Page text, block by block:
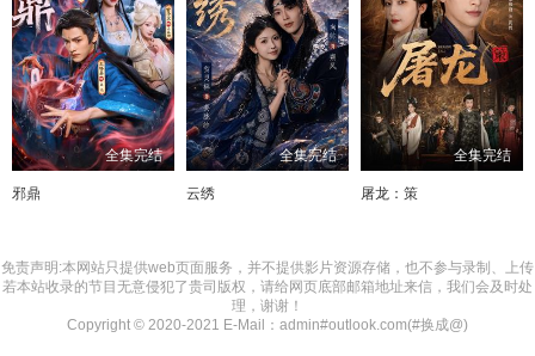
全集完结
邪鼎
全集完结
云绣
全集完结
屠龙：策
免责声明:本网站只提供web页面服务，并不提供影片资源存储，也不参与录制、上传
若本站收录的节目无意侵犯了贵司版权，请给网页底部邮箱地址来信，我们会及时处
理，谢谢！
Copyright © 2020-2021 E-Mail：admin#outlook.com(#换成@)